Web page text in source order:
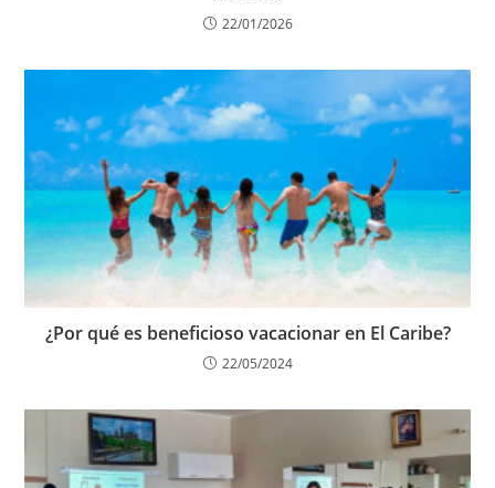
22/01/2026
¿Por qué es beneficioso vacacionar en El Caribe?
22/05/2024